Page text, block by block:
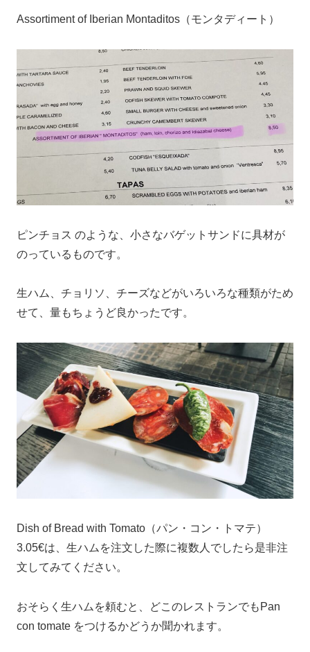
Assortiment of Iberian Montaditos（モンタディート）
ピンチョス のような、小さなバゲットサンドに具材が
のっているものです。
生ハム、チョリソ、チーズなどがいろいろな種類がため
せて、量もちょうど良かったです。
Dish of Bread with Tomato（パン・コン・トマテ）
3.05€は、生ハムを注文した際に複数人でしたら是非注
文してみてください。
おそらく生ハムを頼むと、どこのレストランでもPan
con tomate をつけるかどうか聞かれます。